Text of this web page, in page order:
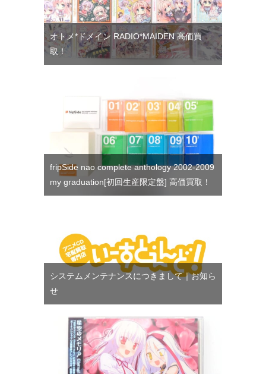
オトメ*ドメイン RADIO*MAIDEN 高価買
取！
fripSide nao complete anthology 2002-2009
my graduation[初回生産限定盤] 高価買取！
システムメンテナンスにつきまして｜お知ら
せ